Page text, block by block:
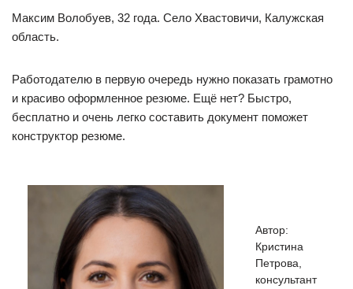
Максим Волобуев, 32 года. Село Хвастовичи, Калужская
область.
Работодателю в первую очередь нужно показать грамотно
и красиво оформленное резюме. Ещё нет? Быстро,
бесплатно и очень легко составить документ поможет
конструктор резюме.
Автор:
Кристина
Петрова,
консультант